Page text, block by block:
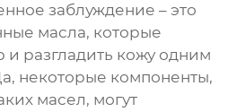
заблуждение – это
масла, которые
разгладить кожу одним
некоторые компоненты,
масел, могут